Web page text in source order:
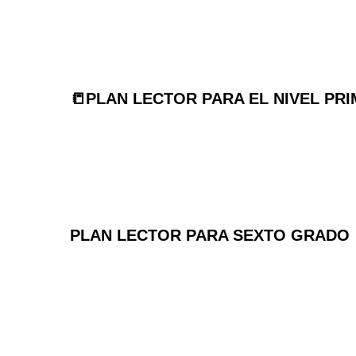
📒PLAN LECTOR PARA EL NIVEL
PLAN LECTOR PARA SEXTO GRADO